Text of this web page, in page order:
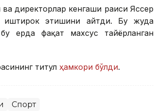
директорлар кенгаши раиси Яссер
иштирок этишини айтди. Бу жуда
ерда фақат махсус тайёрланган
титул ҳамкори бўлди.
Спорт